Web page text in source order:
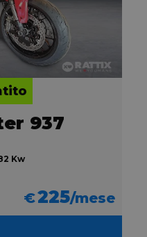
937
Kw
€225/mese